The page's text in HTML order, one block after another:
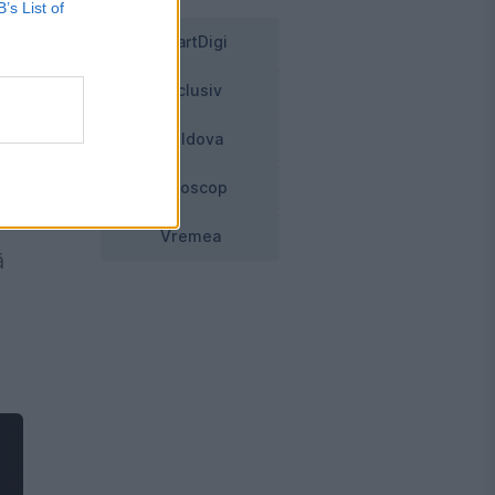
List of
SmartDigi
Exclusiv
Moldova
Horoscop
Vremea